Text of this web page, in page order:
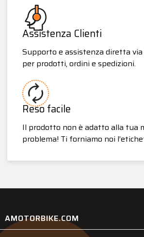
Assistenza Clienti
Supporto e assistenza diretta
per prodotti, ordini e spedizioni.
Reso facile
Il prodotto non è adatto alla tua
problema! Ti forniamo noi
AMOTORBIKE.COM